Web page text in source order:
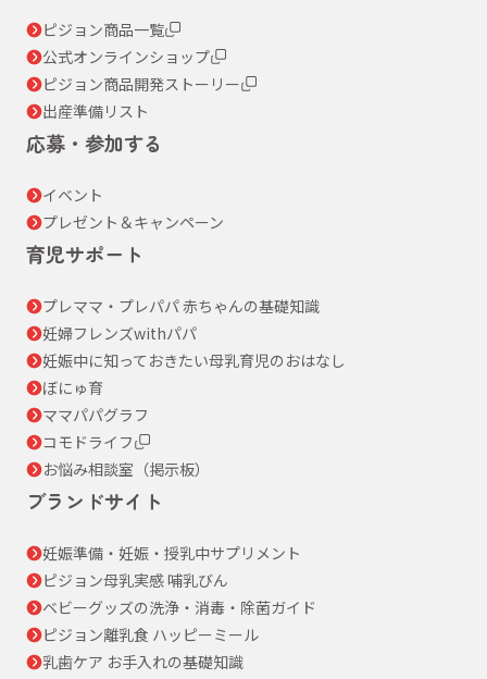
ピジョン商品一覧
公式オンラインショップ
ピジョン商品開発ストーリー
出産準備リスト
応募・参加する
イベント
プレゼント＆キャンペーン
育児サポート
プレママ・プレパパ 赤ちゃんの基礎知識
妊婦フレンズwithパパ
妊娠中に知っておきたい母乳育児のおはなし
ぼにゅ育
ママパパグラフ
コモドライフ
お悩み相談室（掲示板）
ブランドサイト
妊娠準備・妊娠・授乳中サプリメント
ピジョン母乳実感 哺乳びん
ベビーグッズの洗浄・消毒・除菌ガイド
ピジョン離乳食 ハッピーミール
乳歯ケア お手入れの基礎知識